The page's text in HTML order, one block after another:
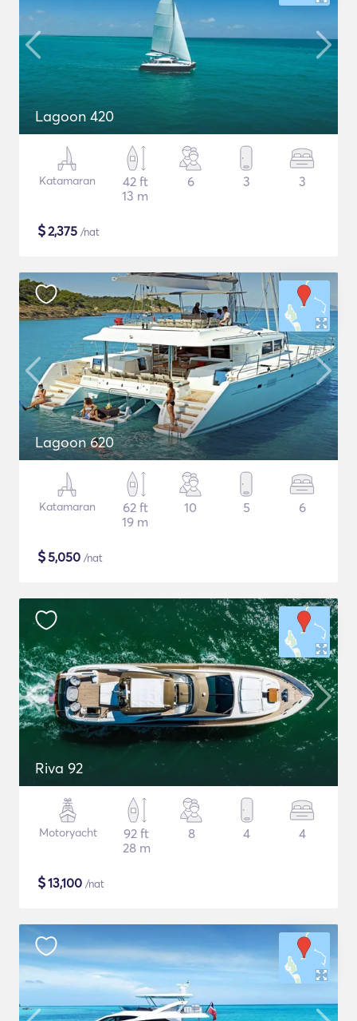
Lagoon 420
Katamaran
42 ft
13 m
6 3 3
$2,375 /nat
Lagoon 620
Katamaran
62 ft
19 m
10 5 6
$5,050 /nat
Riva 92
Motoryacht
92 ft
28 m
8 4 4
$13,100 /nat